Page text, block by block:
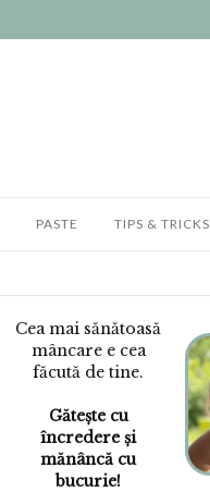
PASTE TIPS & TRICKS
Cea mai sănătoasă
mâncare e cea
făcută de tine.
Gătește cu
încredere și
mănâncă cu
bucurie!